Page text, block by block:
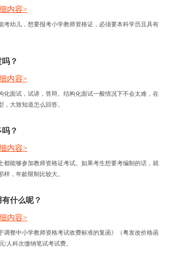
考幼儿，想要报考小学教师资格证，必须要本科学历且具有
内容>
？
化面试，试讲，答辩。结构化面试一般情况下不会太难，在
大致知道怎么回答。
内容>
？
都能够参加教师资格证考试。如果考生想要考编制的话，就
，年龄限制比较大。
内容>
什么呢？
调整中小学教师资格考试收费标准的复函》（粤发改价格函
/人科次缴纳笔试考试费。
内容>